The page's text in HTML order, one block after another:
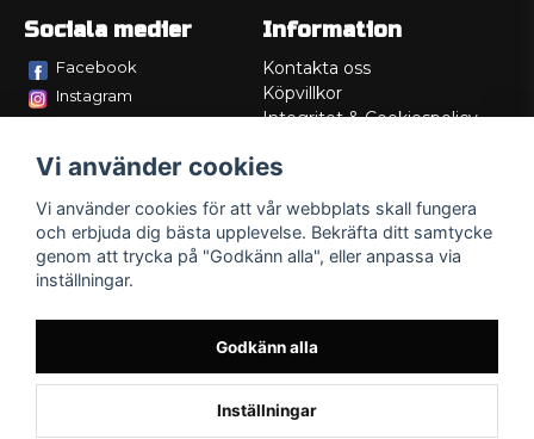
Sociala medier
Facebook
Instagram
Information
Kontakta oss
Köpvillkor
Integritet & Cookiespolicy
Service/Garanti
Lådritning
Om oss
Vi använder cookies
Vi använder cookies för att vår webbplats skall fungera
och erbjuda dig bästa upplevelse. Bekräfta ditt samtycke
genom att trycka på "Godkänn alla", eller anpassa via
inställningar.
Godkänn alla
Inställningar